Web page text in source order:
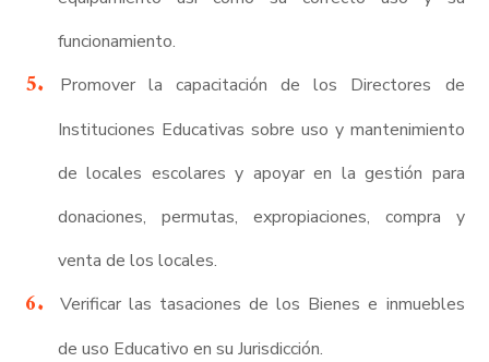
funcionamiento.
Promover la capacitación de los Directores de
Instituciones Educativas sobre uso y mantenimiento
de locales escolares y apoyar en la gestión para
donaciones, permutas, expropiaciones, compra y
venta de los locales.
Verificar las tasaciones de los Bienes e inmuebles
de uso Educativo en su Jurisdicción.